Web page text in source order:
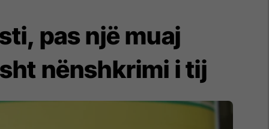
pas një muaj
nënshkrimi i tij